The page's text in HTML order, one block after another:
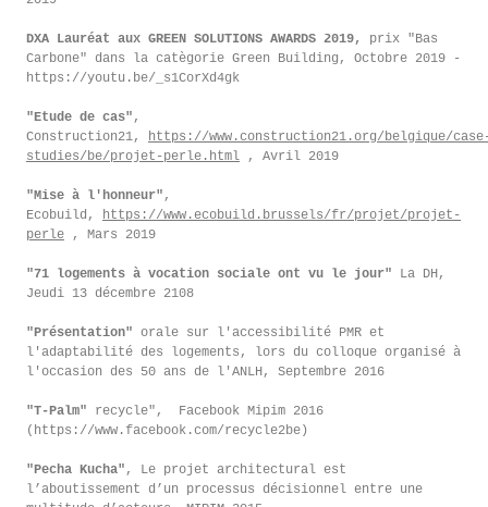
DXA Lauréat aux GREEN SOLUTIONS AWARDS 2019, prix "Bas
Carbone" dans la catègorie Green Building, Octobre 2019 -
https://youtu.be/_s1CorXd4gk
"Etude de cas" ,
Construction21, https://www.construction21.org/belgique/
studies/be/projet-perle.html , Avril 2019
"Mise à l'honneur" ,
Ecobuild, https://www.ecobuild.brussels/fr/projet/projet-
perle , Mars 2019
"71 logements à vocation sociale ont vu le jour" La DH,
Jeudi 13 décembre 2108
"Présentation" orale sur l'accessibilité PMR et
l'adaptabilité des logements, lors du colloque organisé à
l'occasion des 50 ans de l'ANLH, Septembre 2016
"T-Palm" recycle", Facebook Mipim 2016
(https://www.facebook.com/recycle2be)
"Pecha Kucha" , Le projet architectural est
l’aboutissement d’un processus décisionnel entre une